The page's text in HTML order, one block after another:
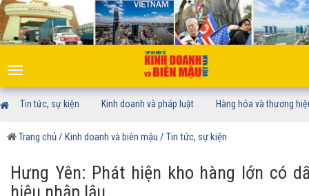
Toggle
navigation
Tin tức, sự kiện Kinh doanh và pháp luật Hàng hóa và thương
Trang chủ/ Kinh doanh và biên mậu / Tin tức, sự kiện
Hưng Yên: Phát hiện kho hàng lớn có